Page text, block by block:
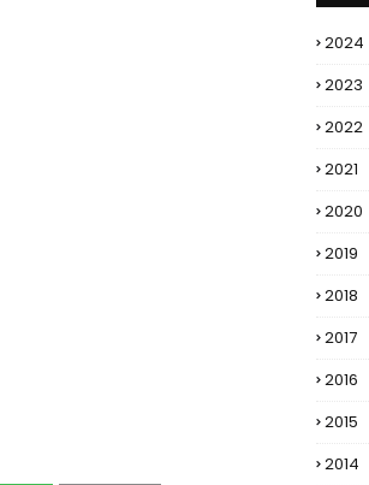
2024
2023
2022
2021
2020
2019
2018
2017
2016
2015
2014